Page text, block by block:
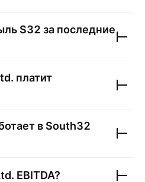
S32 за последние
платит
в South32
EBITDA?